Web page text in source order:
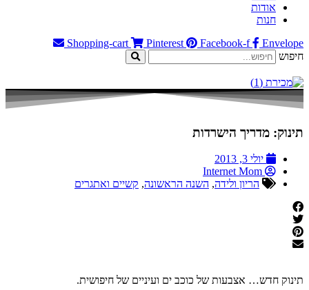
אודות
חנות
Shopping-cart
Pinterest Facebook-f
Envelope
חיפוש
תינוק: מדריך הישרדות
יולי 3, 2013
Internet Mom
הריון ולידה, השנה הראשונה, קשיים ואתגרים
תינוק חדש… אצבעות של כוכב ים ועיניים של חיפושית.